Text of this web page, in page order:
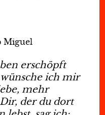
Miguel
erschöpft
ich mir
mehr
der du dort